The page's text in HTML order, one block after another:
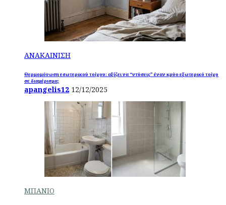
ΑΝΑΚΑΙΝΙΣΗ
Θερμομόνωση εσωτερικού τοίχου: αξίζει να “ντύσεις” έναν κρύο εξωτερικό τοίχο
σε διαμέρισμα;
apangelis12 12/12/2025
ΜΠΑΝΙΟ